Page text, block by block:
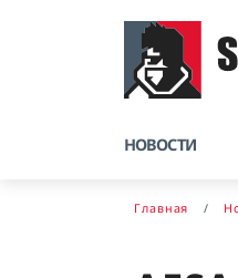
НОВОСТИ
Главная